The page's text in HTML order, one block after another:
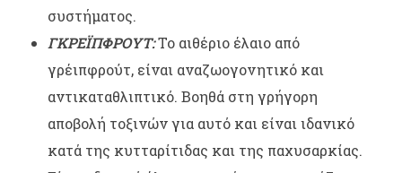
συστήματος.
ΓΚΡΕΪΠΦΡΟΥΤ:Το αιθέριο έλαιο από
γρέιπφρούτ, είναι αναζωογονητικό και
αντικαταθλιπτικό. Βοηθά στη γρήγορη
αποβολή τοξινών για αυτό και είναι ιδανικό
κατά της κυτταρίτιδας και της παχυσαρκίας.